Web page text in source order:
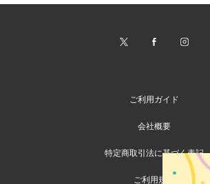
ご利用ガイド
会社概要
特定商取引法に基づく表記
ご利用規約